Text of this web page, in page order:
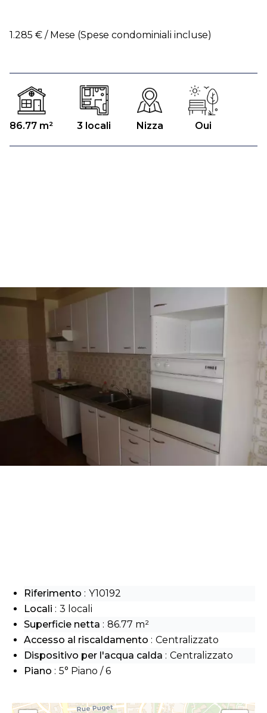
1.285 € / Mese (Spese condominiali incluse)
86.77 m² 3 locali Nizza Oui
Riferimento
Y10192
Locali
3 locali
Superficie netta
86.77 m²
Accesso al riscaldamento
Centralizzato
Dispositivo per l'acqua calda
Centralizzato
Piano
5° Piano / 6